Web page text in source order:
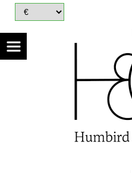
Panneau de gestion des cookies